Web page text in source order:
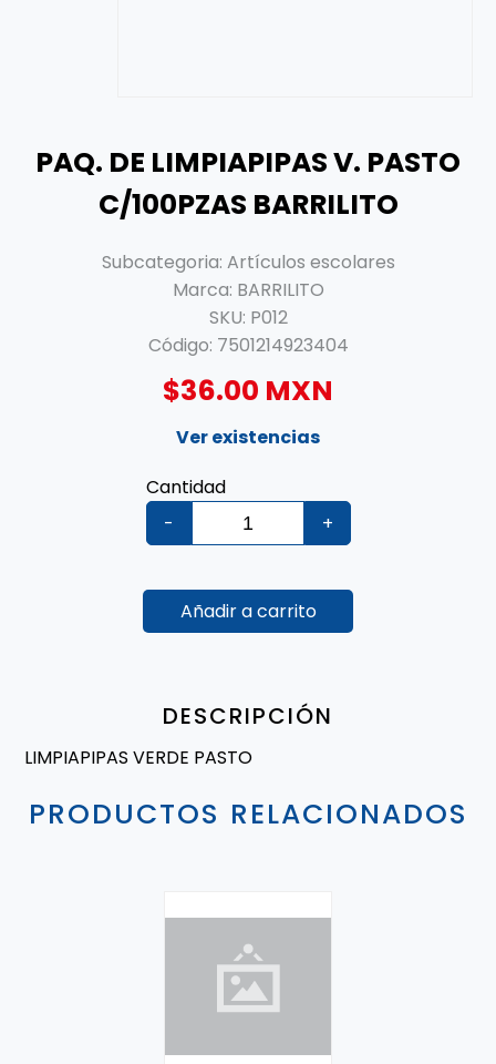
PAQ. DE LIMPIAPIPAS V. PASTO
C/100PZAS BARRILITO
Subcategoria: Artículos escolares
Marca: BARRILITO
SKU: P012
Código: 7501214923404
$36.00 MXN
Ver existencias
Cantidad
-
+
Añadir a carrito
DESCRIPCIÓN
LIMPIAPIPAS VERDE PASTO
PRODUCTOS RELACIONADOS